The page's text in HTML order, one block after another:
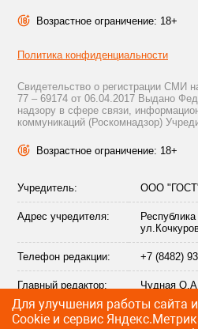
Возрастное ограничение: 18+
Политика конфиденциальности
Свидетельство о регистрации
77 – 69174 от 06.04.2017 Выдано
надзору в сфере связи,
коммуникаций (Роскомнадзор)
Возрастное ограничение: 18+
Учредитель: ООО
Адрес учредителя:
Телефон редакции: +7 (8482)
Главный редактор: Чудная
Адрес электронной
почты редакции:
Для улучшения работы сайта
Сookie и сервис